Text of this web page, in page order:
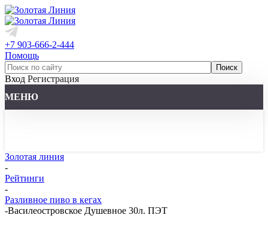
+7 903-666-2-444
Помощь
Вход Регистрация
МЕНЮ
Золотая линия
-
Рейтинги
-
Разливное пиво в кегах
-Василеостровское Душевное 30л. ПЭТ